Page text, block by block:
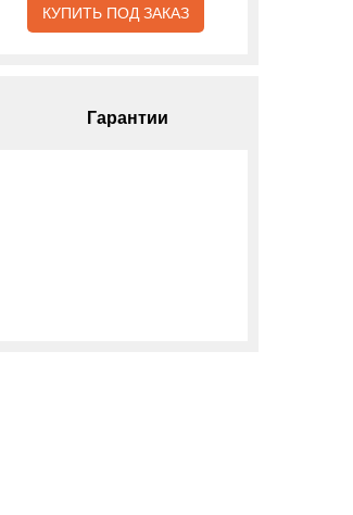
КУПИТЬ ПОД ЗАКАЗ
Гарантии